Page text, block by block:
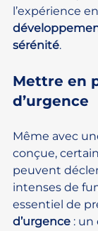
l’expérience en
sérénité.
Mettre en
d’urgence
Même avec
conçue,
peuvent
intenses de
essentiel de
d’urgence : un